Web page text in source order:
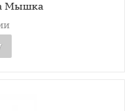
Мышка